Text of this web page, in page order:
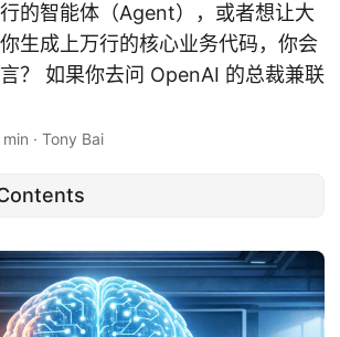
的智能体（Agent），或者想让大
生成上万行的核心业务代码，你会
？ 如果你去问 OpenAI 的总裁兼联
· Tony Bai